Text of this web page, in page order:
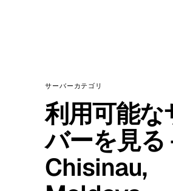
サーバーカテゴリ
利用可能な
バーを見る
Chisinau,